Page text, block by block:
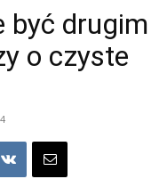
być drugim
o czyste